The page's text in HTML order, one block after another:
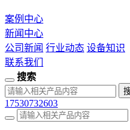
案例中心
新闻中心
公司新闻 行业动态 设备知识
联系我们
搜索
17530732603